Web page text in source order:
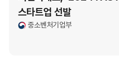
스타트업 선발
중소벤처기업부